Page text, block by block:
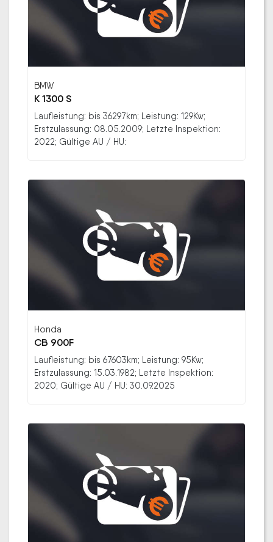
BMW
K 1300 S
Laufleistung: bis 36297km; Leistung: 129Kw;
Erstzulassung: 08.05.2009; Letzte Inspektion:
2022; Gültige AU / HU:
Honda
CB 900F
Laufleistung: bis 67603km; Leistung: 95Kw;
Erstzulassung: 15.03.1982; Letzte Inspektion:
2020; Gültige AU / HU: 30.09.2025